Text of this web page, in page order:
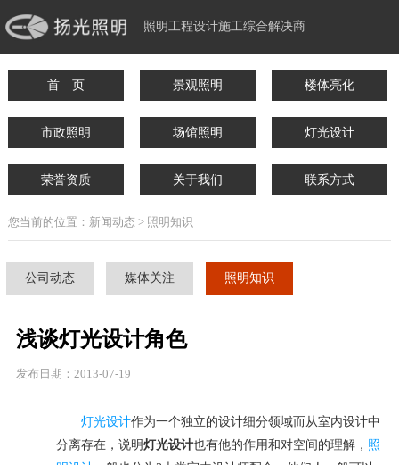
照明工程设计施工综合解决商
首 页 景观照明 楼体亮化
市政照明 场馆照明 灯光设计
荣誉资质 关于我们 联系方式
您当前的位置：新闻动态 > 照明知识
公司动态 媒体关注 照明知识
浅谈灯光设计角色
发布日期：2013-07-19
灯光设计作为一个独立的设计细分领域而从室内设计中
分离存在，说明灯光设计也有他的作用和对空间的理解， 照